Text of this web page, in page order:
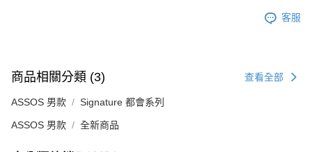
客服
商品相關分類 (3) 查看全部
ASSOS 男款 Signature 都會系列
ASSOS 男款 全新商品